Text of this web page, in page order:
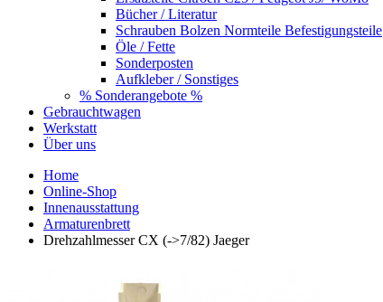
Bücher / Literatur
Schrauben Bolzen Normteile Befestigungsteile
Öle / Fette
Sonderposten
Aufkleber / Sonstiges
% Sonderangebote %
Gebrauchtwagen
Werkstatt
Über uns
Home
Online-Shop
Innenausstattung
Armaturenbrett
Drehzahlmesser CX (->7/82) Jaeger